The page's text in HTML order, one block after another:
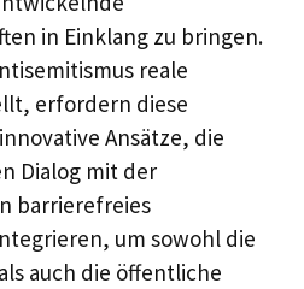
in Einklang zu bringen.
reale
erfordern diese
Ansätze, die
Dialog mit der
barrierefreies
um sowohl die
auch die öffentliche